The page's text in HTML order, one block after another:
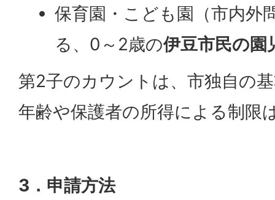
保育園・こども園（市内外
る、0～2歳の伊豆市民の園
第2子のカウントは、市独自の
年齢や保護者の所得による制限
3．申請方法